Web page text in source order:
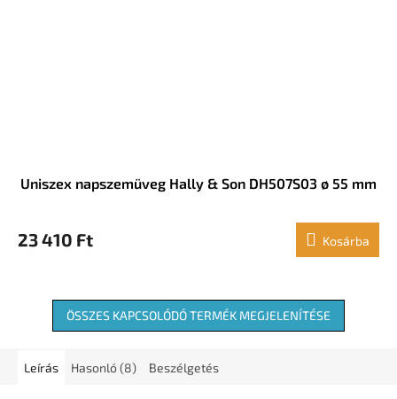
Uniszex napszemüveg Hally & Son DH507S03 ø 55 mm
23 410 Ft Kosárba
ÖSSZES KAPCSOLÓDÓ TERMÉK MEGJELENÍTÉSE
Leírás Hasonló (8) Beszélgetés